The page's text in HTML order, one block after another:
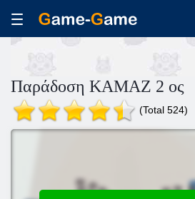
Παράδοση KAMAZ 2 ος
(Total 524)